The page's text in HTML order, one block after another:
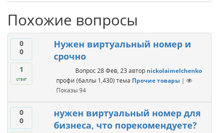
Похожие вопросы
0
0
1
ответ
Нужен виртуальный номер и
срочно
Вопрос 28 Фев, 23 автор nickolaimelchenko
профи (баллы 1,430) тема Прочие товары |
Показы94
0
0
нужен виртуальный номер для
бизнеса, что порекомендуете?